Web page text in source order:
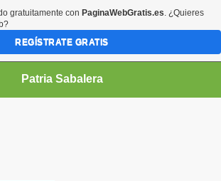
Patria Sabalera
gratuitamente con PaginaWebGratis.es. ¿Quieres
REGÍSTRATE GRATIS